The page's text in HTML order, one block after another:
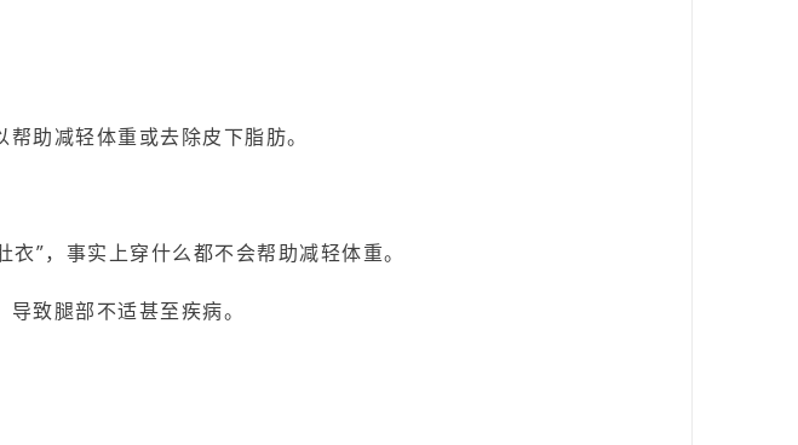
助减轻体重或去除皮下脂肪。
”，事实上穿什么都不会帮助减轻体重。
致腿部不适甚至疾病。